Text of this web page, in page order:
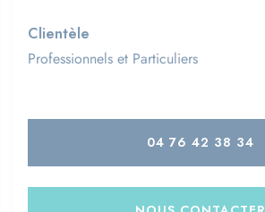
Clientèle
Professionnels et Particuliers
04 76 42 38 34